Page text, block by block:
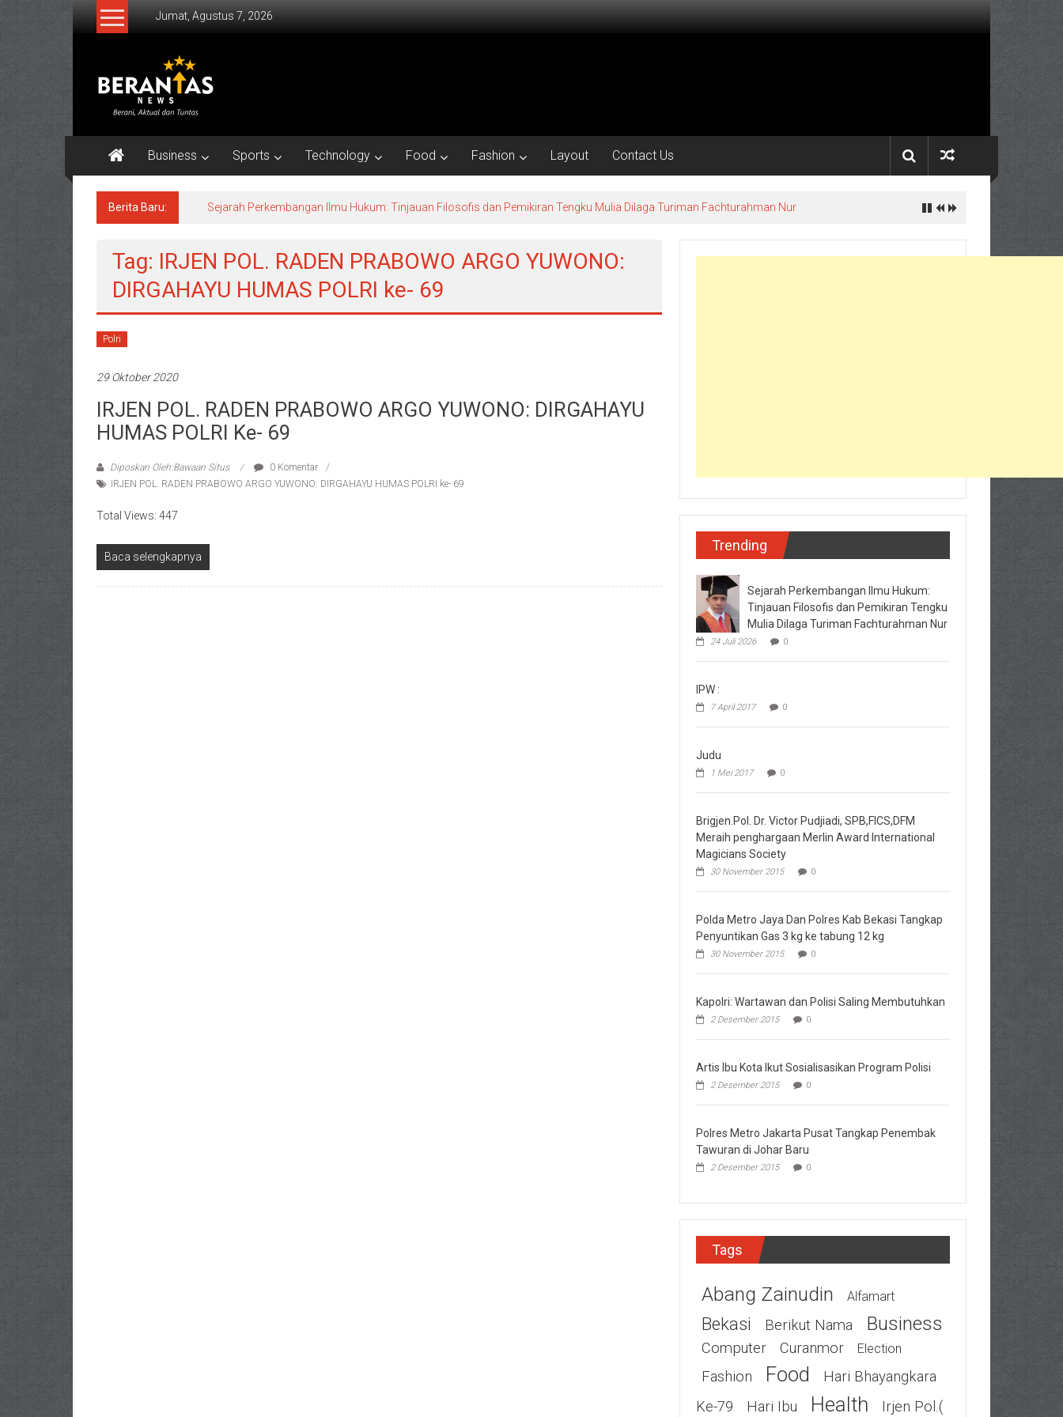
Lompat
Jumat, Agustus 7, 2026
BERANTAS
NEWS
Tuntas.
Business Sports Technology Food Fashion Layout Contact Us
Berita Baru: Sejarah Perkembangan Ilmu Hukum: Tinjauan Filosofis dan Pemikiran Tengku Mulia Dilaga Turiman Fachturahman Nur
Tag: IRJEN POL. RADEN PRABOWO ARGO YUWONO:
DIRGAHAYU HUMAS POLRI ke- 69
Polri
29 Oktober 2020
IRJEN POL. RADEN PRABOWO ARGO YUWONO: DIRGAHAYU
HUMAS POLRI Ke- 69
Diposkan Oleh:Bawaan Situs
0 Komentar
IRJEN POL. RADEN PRABOWO ARGO YUWONO: DIRGAHAYU HUMAS POLRI ke- 69
Total Views: 447
Baca selengkapnya
Trending
Sejarah Perkembangan Ilmu Hukum:
Tinjauan Filosofis dan Pemikiran Tengku
Mulia Dilaga Turiman Fachturahman Nur
24 Juli 2026 0
IPW :
7 April 2017 0
Judu
1 Mei 2017 0
Brigjen.Pol. Dr. Victor Pudjiadi, SPB,FICS,DFM
Meraih penghargaan Merlin Award International
Magicians Society
30 November 2015 0
Polda Metro Jaya Dan Polres Kab Bekasi Tangkap
Penyuntikan Gas 3 kg ke tabung 12 kg
30 November 2015 0
Kapolri: Wartawan dan Polisi Saling Membutuhkan
2 Desember 2015 0
Artis Ibu Kota Ikut Sosialisasikan Program Polisi
2 Desember 2015 0
Polres Metro Jakarta Pusat Tangkap Penembak
Tawuran di Johar Baru
2 Desember 2015 0
Tags
Abang Zainudin Alfamart
Bekasi Berikut Nama Business
Computer Curanmor Election
Fashion Food
Hari Bhayangkara
Ke-79
Hari Ibu Health
Irjen Pol.(